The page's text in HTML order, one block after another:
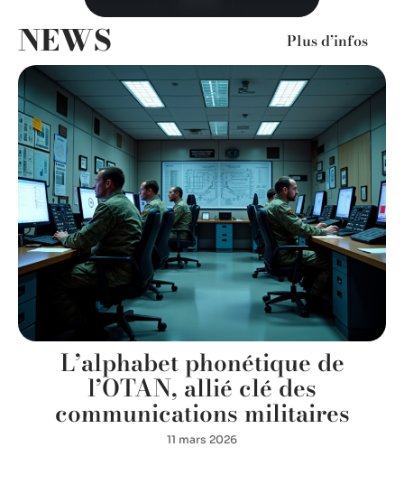
NEWS Plus d’infos
L’alphabet phonétique de
l’OTAN, allié clé des
communications militaires
11 mars 2026